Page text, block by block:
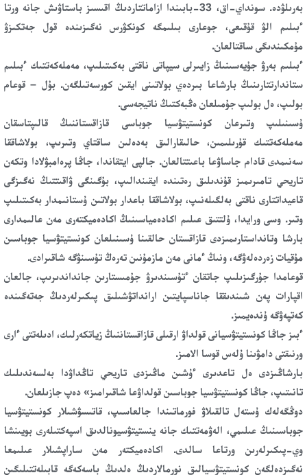
بەرىلۋدە. سونداي-اق، 33-بابىندا ازاماتتاردىڭ اقىسىز باستاۋىش جانە ورتا
ءبىلىم الۋ قۇقىعى، جوعارى بىلىمگە كونكۋرس نەگىزىندە قول جەتكىزۋ
مۇمكىندىگى ساقتالعان.
ءبىلىم بەرۋ جۇيەسىنىڭ زايىرلى سيپاتى ناقتى بەكىتىلىپ، مەملەكەتتىك ءبىلىم
ستاندارتتارىنىڭ بارشاعا بىردەي بولاتىنى ايقىن كورسەتىلگەن. بۇل – قوعام
بولىپ، ەل بولىپ جۇمىلعان ەڭبەكتىڭ ناتيجەسى.
ۇسىنىلىپ وتىرعان كونستيتۋسيا جوباسى قازاقستاننىڭ قالىپتاسقان
مەملەكەتتىك قۇرىلىمىن، حالىقارالىق بەدەلىن ساقتاي وتىرىپ، بولاشاققا
سەنىمدى قادام جاساۋعا باعىتتالعان. جالپى ايتقاندا، جاڭا پرەامبۋلادا وتكەن
تاريحي تامىرىمىز قۇندىلىق رەتىندە ايقىندالىپ، بۇگىنگى ۋاقىتتىڭ نەگىزگى
قاعيداتتارى ناقتى بەلگىلەنىپ، بولاشاققا باعدار بولاتىن ۇستانىمدار بەكىتىلىپ
وتىر. وسى ورايدا، ۇلتتىق عىلىم اكادەمياسىنىڭ اكادەميكتەرى مەن عالىمدارى
بارشا وتانداستارىمىزدى قازاقستان حالقىنا ۇسىنىلعان كونستيتۋسيا جوباسىن
مۇقيات زەردەلەۋگە، ونىڭ ءمانى مەن مازمۇنىن تەرەڭ تۇسىنۋگە شاقىرادى.
قوعامدا جۇرگىزىلىپ جاتقان ءتۇسىندىرۋ جۇمىستارىن جانداندىرىپ، جالعان
اقپارات پەن شىندىققا جاناسپايتىن ارانداتۋشىلىق پىكىرلەردىڭ جەتەگىندە
كەتپەۋگە ۇندەيمىز.
ءبىز جاڭا كونستيتۋسيانى قولداۋ ارقىلى قازاقستاننىڭ زياتكەرلىك، ادىلەتتى ءارى
ورنىقتى دامۋىنا ۇلەس قوسا الامىز.
بارشاڭىزدى ەل تاعدىرى ءۇشىن ماڭىزدى تاريحي تاڭداۋدا بەلسەندىلىك
تانىتىپ، جاڭا كونستيتۋسيا جوباسىن قولداۋعا شاقىرامىز» دەپ جازىلعان.
دوڭگەلەك ۇستەل تالقىلاۋ فورماتىندا جالعاسىپ، قاتىسۋشىلار كونستيتۋسيا
جوباسىنىڭ عىلىمي، الەۋمەتتىك جانە ينستيتۋسيونالدىق اسپەكتىلەرى بويىنشا
وي-پىكىرلەرىن ورتاعا سالدى. اكادەميكتەر مەن ساراپشىلار عىلىمعا
نەگىزدەلگەن كونستيتۋسيالىق نورمالاردىڭ ەلدىڭ باسەكەگە قابىلەتتىلىگىن